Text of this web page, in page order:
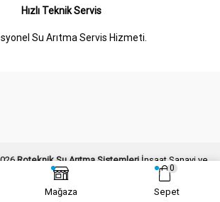
Hızlı Teknik Servis
Su Arıtma Servis Hizmeti.
Roteknik Su Arıtma Sistemleriİnşaat Sanayi ve
Limited Şirketi Her Hakkı Saklıdır.
Mağaza
0
Sepet